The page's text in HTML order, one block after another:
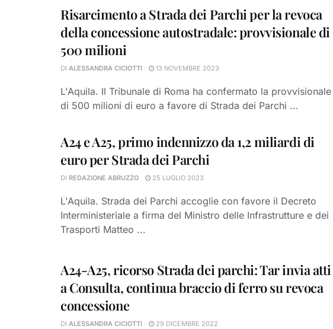
Risarcimento a Strada dei Parchi per la revoca
della concessione autostradale: provvisionale di
500 milioni
DI ALESSANDRA CICIOTTI 13 NOVEMBRE 2023
L'Aquila. Il Tribunale di Roma ha confermato la provvisionale
di 500 milioni di euro a favore di Strada dei Parchi ...
A24 e A25, primo indennizzo da 1,2 miliardi di
euro per Strada dei Parchi
DI REDAZIONE ABRUZZO 25 LUGLIO 2023
L'Aquila. Strada dei Parchi accoglie con favore il Decreto
Interministeriale a firma del Ministro delle Infrastrutture e dei
Trasporti Matteo ...
A24-A25, ricorso Strada dei parchi: Tar invia atti
a Consulta, continua braccio di ferro su revoca
concessione
DI ALESSANDRA CICIOTTI 29 DICEMBRE 2022